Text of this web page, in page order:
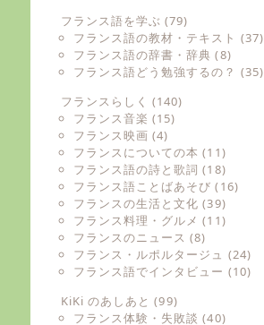
フランス語を学ぶ (79)
フランス語の教材・テキスト (37)
フランス語の辞書・辞典 (8)
フランス語どう勉強するの？ (35)
フランスらしく (140)
フランス音楽 (15)
フランス映画 (4)
フランスについての本 (11)
フランス語の詩と歌詞 (18)
フランス語ことばあそび (16)
フランスの生活と文化 (39)
フランス料理・グルメ (11)
フランスのニュース (8)
フランス・ルポルタージュ (24)
フランス語でインタビュー (10)
KiKi のあしあと (99)
フランス体験・失敗談 (40)